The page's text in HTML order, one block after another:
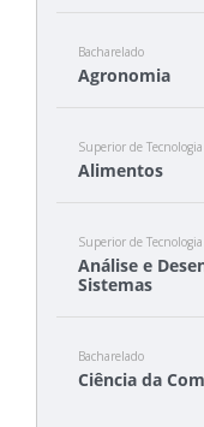
Bacharelado
Agronomia
Superior de Tecnologia
Alimentos
Superior de Tecnologia
Análise e
Sistemas
Bacharelado
Ciência da